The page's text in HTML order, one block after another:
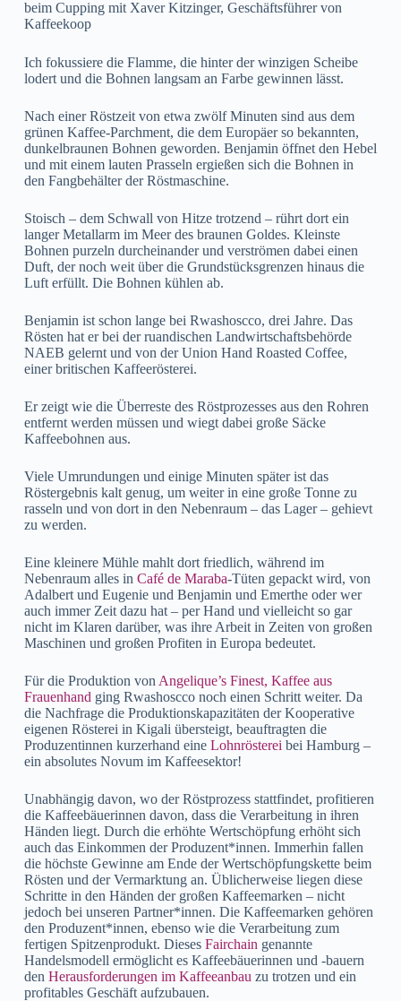
beim Cupping mit Xaver Kitzinger, Geschäftsführer von
Kaffeekoop
Ich fokussiere die Flamme, die hinter der winzigen Scheibe
lodert und die Bohnen langsam an Farbe gewinnen lässt.
Nach einer Röstzeit von etwa zwölf Minuten sind aus dem
grünen Kaffee-Parchment, die dem Europäer so bekannten,
dunkelbraunen Bohnen geworden. Benjamin öffnet den Hebel
und mit einem lauten Prasseln ergießen sich die Bohnen in
den Fangbehälter der Röstmaschine.
Stoisch – dem Schwall von Hitze trotzend – rührt dort ein
langer Metallarm im Meer des braunen Goldes. Kleinste
Bohnen purzeln durcheinander und verströmen dabei einen
Duft, der noch weit über die Grundstücksgrenzen hinaus die
Luft erfüllt. Die Bohnen kühlen ab.
Benjamin ist schon lange bei Rwashoscco, drei Jahre. Das
Rösten hat er bei der ruandischen Landwirtschaftsbehörde
NAEB gelernt und von der Union Hand Roasted Coffee,
einer britischen Kaffeerösterei.
Er zeigt wie die Überreste des Röstprozesses aus den Rohren
entfernt werden müssen und wiegt dabei große Säcke
Kaffeebohnen aus.
Viele Umrundungen und einige Minuten später ist das
Röstergebnis kalt genug, um weiter in eine große Tonne zu
rasseln und von dort in den Nebenraum – das Lager – gehievt
zu werden.
Eine kleinere Mühle mahlt dort friedlich, während im
Nebenraum alles in Café de Maraba-Tüten gepackt wird, von
Adalbert und Eugenie und Benjamin und Emerthe oder wer
auch immer Zeit dazu hat – per Hand und vielleicht so gar
nicht im Klaren darüber, was ihre Arbeit in Zeiten von großen
Maschinen und großen Profiten in Europa bedeutet.
Für die Produktion von Angelique’s Finest, Kaffee aus
Frauenhand ging Rwashoscco noch einen Schritt weiter. Da
die Nachfrage die Produktionskapazitäten der Kooperative
eigenen Rösterei in Kigali übersteigt, beauftragten die
Produzentinnen kurzerhand eine Lohnrösterei bei Hamburg –
ein absolutes Novum im Kaffeesektor!
Unabhängig davon, wo der Röstprozess stattfindet, profitieren
die Kaffeebäuerinnen davon, dass die Verarbeitung in ihren
Händen liegt. Durch die erhöhte Wertschöpfung erhöht sich
auch das Einkommen der Produzent*innen. Immerhin fallen
die höchste Gewinne am Ende der Wertschöpfungskette beim
Rösten und der Vermarktung an. Üblicherweise liegen diese
Schritte in den Händen der großen Kaffeemarken – nicht
jedoch bei unseren Partner*innen. Die Kaffeemarken gehören
den Produzent*innen, ebenso wie die Verarbeitung zum
fertigen Spitzenprodukt. Dieses Fairchain genannte
Handelsmodell ermöglicht es Kaffeebäuerinnen und -bauern
den Herausforderungen im Kaffeeanbau zu trotzen und ein
profitables Geschäft aufzubauen.